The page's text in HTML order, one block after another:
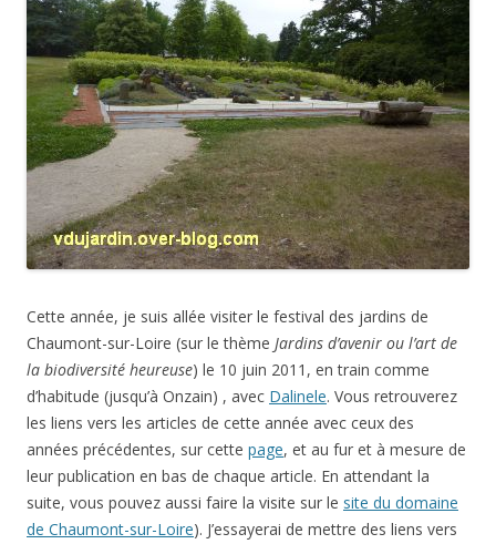
Cette année, je suis allée visiter le festival des jardins de
Chaumont-sur-Loire (sur le thème Jardins d’avenir ou l’art de
la biodiversité heureuse) le 10 juin 2011, en train comme
d’habitude (jusqu’à Onzain) , avec Dalinele. Vous retrouverez
les liens vers les articles de cette année avec ceux des
années précédentes, sur cette page, et au fur et à mesure de
leur publication en bas de chaque article. En attendant la
suite, vous pouvez aussi faire la visite sur le site du domaine
de Chaumont-sur-Loire). J’essayerai de mettre des liens vers